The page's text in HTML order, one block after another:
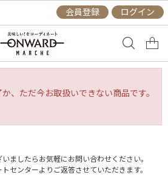
会員登録 ログイン
、ただ今お取扱いできない商品です。
ましたらお気軽にお問い合わせください。
センターよりご返答させていただきます。